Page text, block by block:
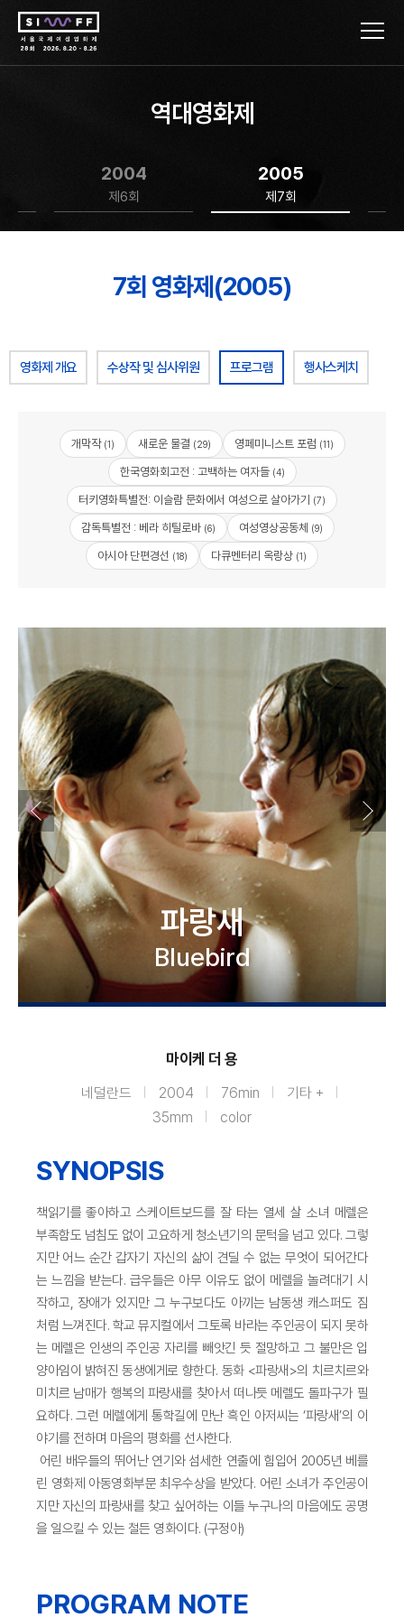
역대영화제
2004
제6회
2005
제7회
7회 영화제(2005)
영화제 개요 수상작 및 심사위원 프로그램 행사스케치
개막작(1) 새로운 물결 (29) 영페미니스트 포럼 (11)
한국영화회고전 : 고백하는 여자들(4)
터키영화특별전: 이슬람 문화에서 여성으로 살아가기 (7)
감독특별전 : 베라 히틸로바 (6) 여성영상공동체 (9)
아시아 단편경선 (18) 다큐멘터리 옥랑상 (1)
파랑새
Bluebird
마이케 더 용
네덜란드 2004 76min
기타 +
35mm
color
SYNOPSIS
책읽기를 좋아하고 스케이트보드를 잘 타는 열세 살 소녀 메렐은
부족함도 넘침도 없이 고요하게 청소년기의 문턱을 넘고 있다. 그렇
지만 어느 순간 갑자기 자신의 삶이 견딜 수 없는 무엇이 되어간다
는 느낌을 받는다. 급우들은 아무 이유도 없이 메렐을 놀려대기 시
작하고, 장애가 있지만 그 누구보다도 아끼는 남동생 캐스퍼도 짐
처럼 느껴진다. 학교 뮤지컬에서 그토록 바라는 주인공이 되지 못하
는 메렐은 인생의 주인공 자리를 빼앗긴 듯 절망하고 그 불만은 입
양아임이 밝혀진 동생에게로 향한다. 동화 <파랑새>의 치르치르와
미치르 남매가 행복의 파랑새를 찾아서 떠나듯 메렐도 돌파구가 필
요하다. 그런 메렐에게 통학길에 만난 흑인 아저씨는 ‘파랑새’의 이
야기를 전하며 마음의 평화를 선사한다.
어린 배우들의 뛰어난 연기와 섬세한 연출에 힘입어 2005년 베를
린 영화제 아동영화부문 최우수상을 받았다. 어린 소녀가 주인공이
지만 자신의 파랑새를 찾고 싶어하는 이들 누구나의 마음에도 공명
을 일으킬 수 있는 철든 영화이다. (구정아)
PROGRAM NOTE